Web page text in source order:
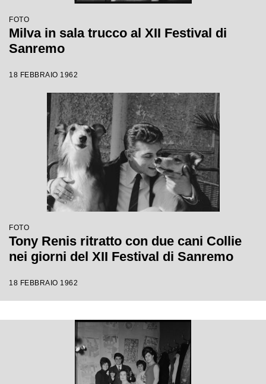
FOTO
Milva in sala trucco al XII Festival di
Sanremo
18 FEBBRAIO 1962
FOTO
Tony Renis ritratto con due cani Collie
nei giorni del XII Festival di Sanremo
18 FEBBRAIO 1962